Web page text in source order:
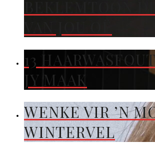
13
JY MAAK
WENKE VIR ’N
WINTERVEL